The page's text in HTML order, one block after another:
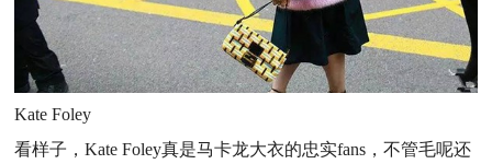
Kate Foley
看样子，Kate Foley真是马卡龙大衣的忠实fans，不管毛呢还